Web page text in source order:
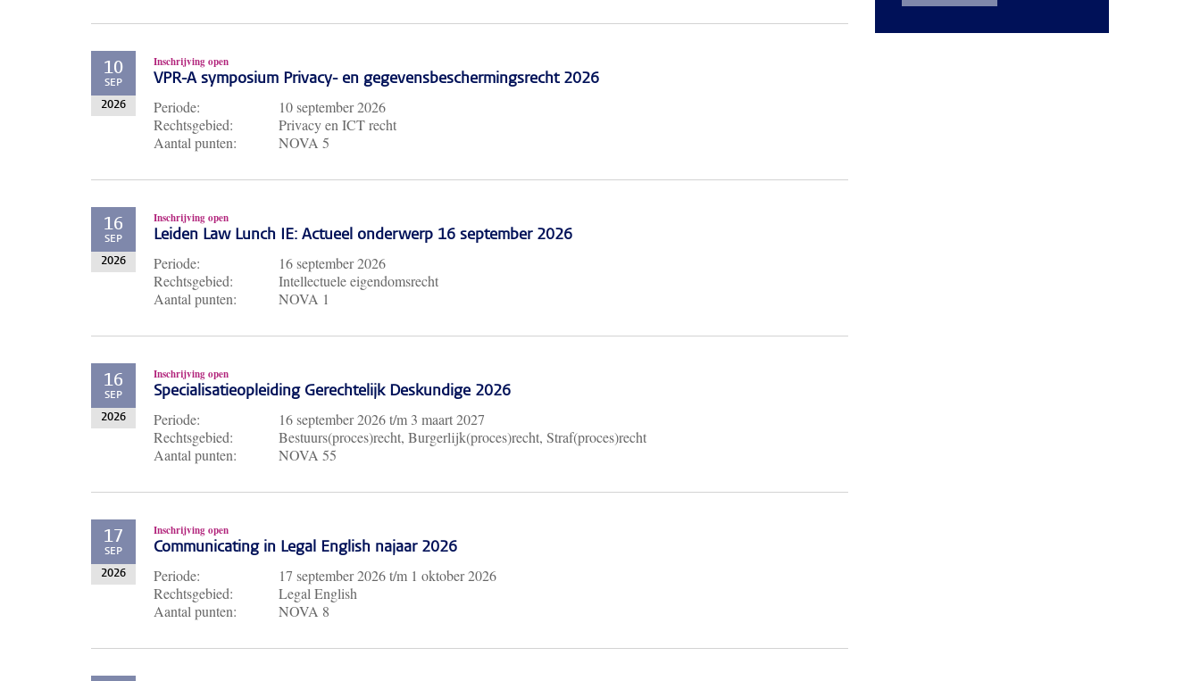
10
SEP
2026
Inschrijving open
VPR-A symposium Privacy- en gegevensbeschermingsrecht 2026
Periode:
10 september 2026
Rechtsgebied:
Privacy en ICT recht
Aantal punten:
NOVA 5
16
SEP
2026
Inschrijving open
Leiden Law Lunch IE: Actueel onderwerp 16 september 2026
Periode:
16 september 2026
Rechtsgebied:
Intellectuele eigendomsrecht
Aantal punten:
NOVA 1
16
SEP
2026
Inschrijving open
Specialisatieopleiding Gerechtelijk Deskundige 2026
Periode: 16 september 2026t/m 3 maart 2027
Rechtsgebied:
Bestuurs(proces)recht, Burgerlijk(proces)recht, Straf(proces)recht
Aantal punten:
NOVA 55
17
SEP
2026
Inschrijving open
Communicating in Legal English najaar 2026
Periode: 17 september 2026t/m 1 oktober 2026
Rechtsgebied:
Legal English
Aantal punten:
NOVA 8